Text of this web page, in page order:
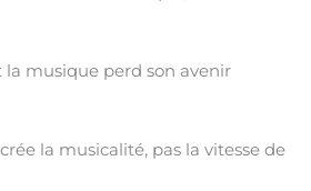
musique perd son avenir
la musicalité, pas la vitesse de